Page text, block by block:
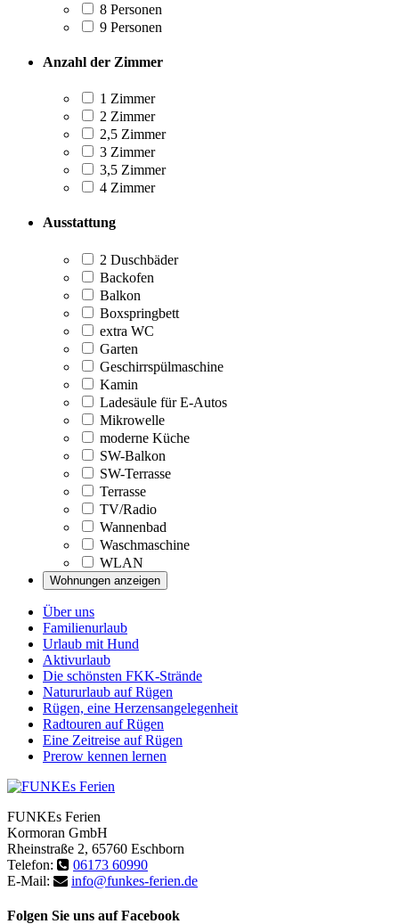
8 Personen
9 Personen
Anzahl der Zimmer
1 Zimmer
2 Zimmer
2,5 Zimmer
3 Zimmer
3,5 Zimmer
4 Zimmer
Ausstattung
2 Duschbäder
Backofen
Balkon
Boxspringbett
extra WC
Garten
Geschirrspülmaschine
Kamin
Ladesäule für E-Autos
Mikrowelle
moderne Küche
SW-Balkon
SW-Terrasse
Terrasse
TV/Radio
Wannenbad
Waschmaschine
WLAN
Über uns
Familienurlaub
Urlaub mit Hund
Aktivurlaub
Die schönsten FKK-Strände
Natururlaub auf Rügen
Rügen, eine Herzensangelegenheit
Radtouren auf Rügen
Eine Zeitreise auf Rügen
Prerow kennen lernen
FUNKEs Ferien
Kormoran GmbH
Rheinstraße 2, 65760 Eschborn
Telefon:
06173 60990
E-Mail:
info@funkes-ferien.de
Folgen Sie uns auf Facebook